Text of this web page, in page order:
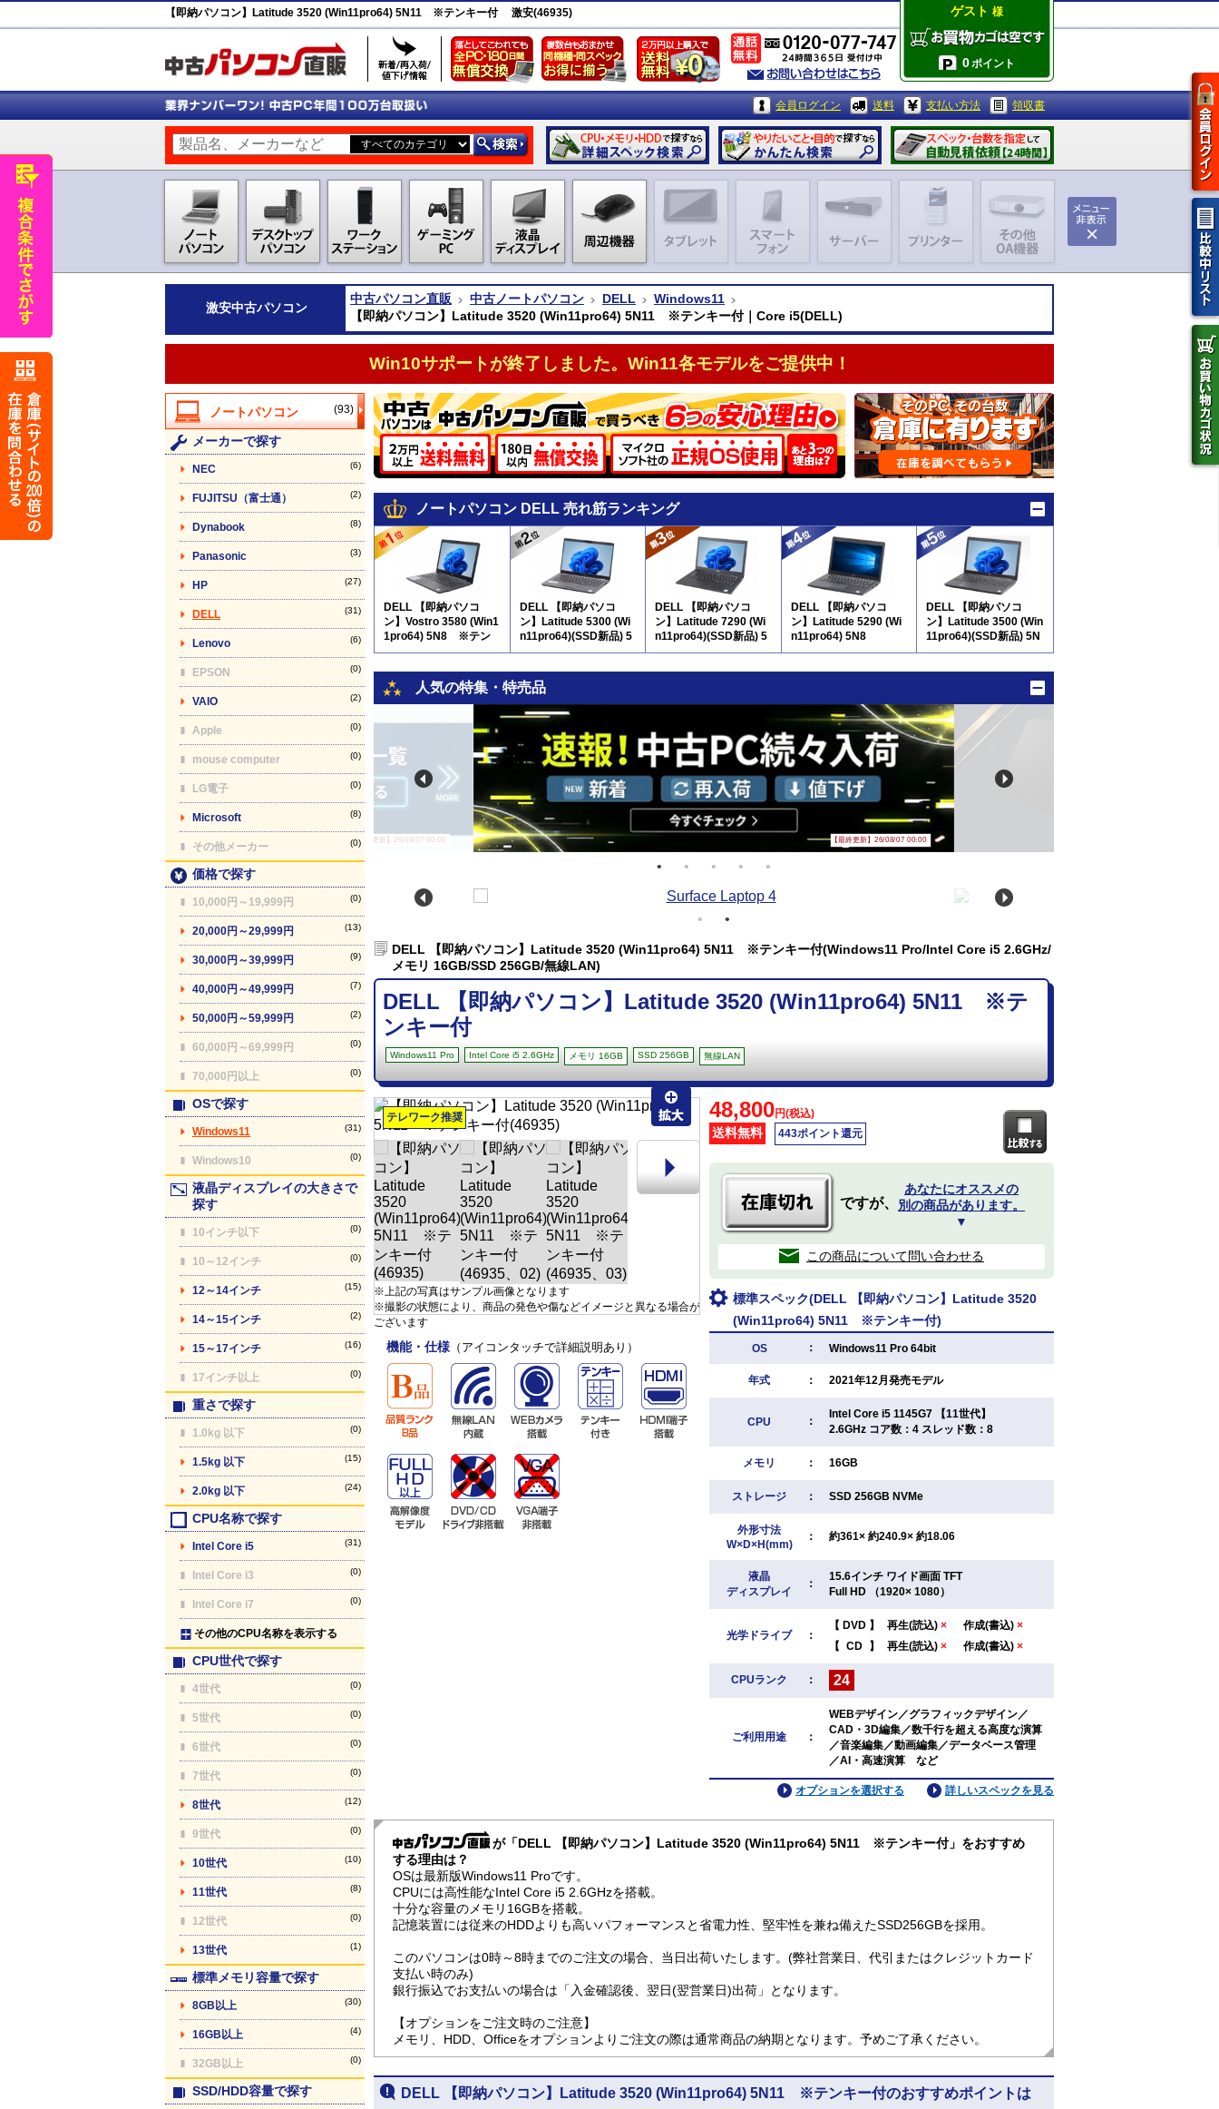
【即納パソコン】Latitude 3520 (Win11pro64) 5N11 ※テンキー付 激安(46935) ゲスト 様
0ポイント
会員ログイン 送料 支払い方法 領収書
激安中古パソコン
中古パソコン直販 中古ノートパソコン DELL
Windows11
【即納パソコン】Latitude 3520 (Win11pro64) 5N11 ※テンキー付｜Core i5(DELL)
Win10サポートが終了しました。Win11各モデルをご提供中！
(93)
メーカーで探す
NEC (6)
FUJITSU（富士通） (2)
Dynabook (8)
Panasonic (3)
HP (27)
DELL (31)
Lenovo (6)
EPSON (0)
VAIO (2)
Apple (0)
mouse computer (0)
LG電子 (0)
Microsoft (8)
その他メーカー (0)
価格で探す
10,000円～19,999円 (0)
20,000円～29,999円 (13)
30,000円～39,999円 (9)
40,000円～49,999円 (7)
50,000円～59,999円 (2)
60,000円～69,999円 (0)
70,000円以上 (0)
OSで探す
Windows11 (31)
Windows10 (0)
液晶ディスプレイの大きさで
探す
10インチ以下 (0)
10～12インチ (0)
12～14インチ (15)
14～15インチ (2)
15～17インチ (16)
17インチ以上 (0)
重さで探す
1.0kg 以下 (0)
1.5kg 以下 (15)
2.0kg 以下 (24)
CPU名称で探す
Intel Core i5 (31)
Intel Core i3 (0)
Intel Core i7 (0)
その他のCPU名称を表示する
CPU世代で探す
4世代 (0)
5世代 (0)
6世代 (0)
7世代 (0)
8世代 (12)
9世代 (0)
10世代 (10)
11世代 (8)
12世代 (0)
13世代 (1)
標準メモリ容量で探す
8GB以上 (30)
16GB以上 (4)
32GB以上 (0)
SSD/HDD容量で探す
ノートパソコン DELL 売れ筋ランキング
DELL 【即納パソコ
ン】Vostro 3580 (Win1
1pro64) 5N8 ※テン
キー付
DELL 【即納パソコ
ン】Latitude 5300 (Wi
n11pro64)(SSD新品) 5
N8
DELL 【即納パソコ
ン】Latitude 7290 (Wi
n11pro64)(SSD新品) 5
N8
DELL 【即納パソコ
ン】Latitude 5290 (Wi
n11pro64) 5N8
DELL 【即納パソコ
ン】Latitude 3500 (Win
11pro64)(SSD新品) 5N
8 ※テンキー付
人気の特集・特売品
【最終更新】26/08/07 00:00 【最終更新】26/08/07 00:00
DELL 【即納パソコン】Latitude 3520 (Win11pro64) 5N11 ※テンキー付(Windows11 Pro/Intel Core i5 2.6GHz/
メモリ 16GB/SSD 256GB/無線LAN)
DELL 【即納パソコン】Latitude 3520 (Win11pro64) 5N11 ※テ
ンキー付
Windows11 Pro Intel Core i5 2.6GHz メモリ 16GB SSD 256GB 無線LAN
テレワーク推奨
※上記の写真はサンプル画像となります
※撮影の状態により、商品の発色や傷などイメージと異なる場合が
ございます
機能・仕様 （アイコンタッチで詳細説明あり）
48,800円(税込)
送料無料 443ポイント還元
ですが、
あなたにオススメの
別の商品があります。
▼
この商品について問い合わせる
標準スペック(DELL 【即納パソコン】Latitude 3520
(Win11pro64) 5N11 ※テンキー付)
OS ： Windows11 Pro 64bit
年式 ： 2021年12月発売モデル
CPU ：
Intel Core i5 1145G7 【11世代】
2.6GHz コア数：4 スレッド数：8
メモリ ： 16GB
ストレージ ： SSD 256GB NVMe
外形寸法
W×D×H(mm)
： 約361× 約240.9× 約18.06
液晶
ディスプレイ
：
15.6インチ ワイド画面 TFT
Full HD （1920× 1080）
光学ドライブ ：
【 DVD 】 再生(読込) × 作成(書込) ×
【 CD 】 再生(読込) × 作成(書込) ×
CPUランク ： 24
ご利用用途 ：
WEBデザイン／グラフィックデザイン／
CAD・3D編集／数千行を超える高度な演算
／音楽編集／動画編集／データベース管理
／AI・高速演算 など
詳しいスペックを見る
オプションを選択する
が「DELL 【即納パソコン】Latitude 3520 (Win11pro64) 5N11 ※テンキー付」をおすすめ
する理由は？
OSは最新版Windows11 Proです。
CPUには高性能なIntel Core i5 2.6GHzを搭載。
十分な容量のメモリ16GBを搭載。
記憶装置には従来のHDDよりも高いパフォーマンスと省電力性、堅牢性を兼ね備えたSSD256GBを採用。
このパソコンは0時～8時までのご注文の場合、当日出荷いたします。(弊社営業日、代引またはクレジットカード
支払い時のみ)
銀行振込でお支払いの場合は「入金確認後、翌日(翌営業日)出荷」となります。
【オプションをご注文時のご注意】
メモリ、HDD、Officeをオプションよりご注文の際は通常商品の納期となります。予めご了承ください。
DELL 【即納パソコン】Latitude 3520 (Win11pro64) 5N11 ※テンキー付のおすすめポイントは